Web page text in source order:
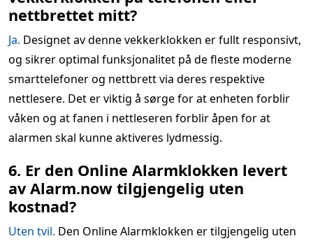
nettbrettet mitt?
Ja. Designet av denne vekkerklokken er fullt responsivt,
og sikrer optimal funksjonalitet på de fleste moderne
smarttelefoner og nettbrett via deres respektive
nettlesere. Det er viktig å sørge for at enheten forblir
våken og at fanen i nettleseren forblir åpen for at
alarmen skal kunne aktiveres lydmessig.
6. Er den Online Alarmklokken levert
av Alarm.now tilgjengelig uten
kostnad?
Uten tvil. Den Online Alarmklokken er tilgjengelig uten